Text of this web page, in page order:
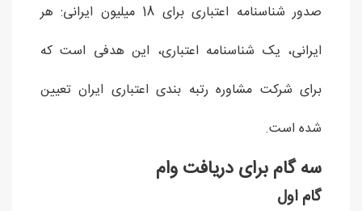
صدور شناسنامه اعتباری برای 18 میلیون ایرانی: هر
ایرانی، یک شناسنامه اعتباری، این هدفی است که
برای شرکت مشاوره رتبه بندی اعتباری ایران تعیین
شده است.
سه گام برای دریافت وام
گام اول